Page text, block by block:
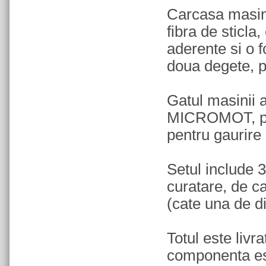
Carcasa
fibra de sticla,
aderente si o
doua degete,
Gatul masinii
MICROMOT,
pentru
Setul include
curatare, de
(cate una de
Totul este
componenta